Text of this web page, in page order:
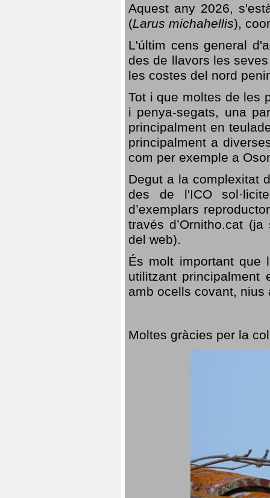
Aquest any 2026,
(Larus michahellis),
L'últim cens general
des de llavors les
les costes del nord
Tot i que moltes de les
i penya-segats, una
principalment en
principalment a
com per exemple a
Degut a la complexitat
des de l'ICO
d’exemplars
través d’Ornitho.cat
del web).
És molt important que
utilitzant
amb ocells covant,
Moltes gràcies per la